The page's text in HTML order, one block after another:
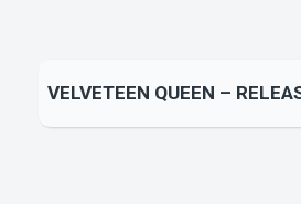
VELVETEEN QUEEN –